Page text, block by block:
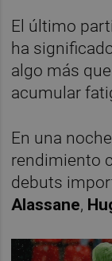
El último
ha
algo más
acumular
En una
rendimiento
debuts
Alassane,